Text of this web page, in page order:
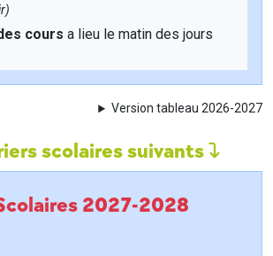
cours a lieu le matin des jours
Version tableau 2026-2027
scolaires suivants
2027-2028